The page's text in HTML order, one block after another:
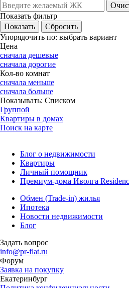
Показать фильтр
Упорядочить по: выбрать вариант
Цена
сначала дешевые
сначала дорогие
Кол-во комнат
сначала меньше
сначала больше
Показывать: Списком
Группой
Квартиры в домах
Поиск на карте
Блог о недвижимости
Квартиры
Личный помощник
Премиум-дома Иволга
Обмен (Trade-in) жилья
Ипотека
Новости недвижимости
Блог
Задать вопрос
info@pr-flat.ru
Форум
Заявка на покупку
Екатеринбург